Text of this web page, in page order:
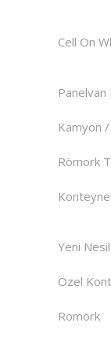
Cell On
Panelvan
Kamyon
Römork
Yeni
Özel
Romörk